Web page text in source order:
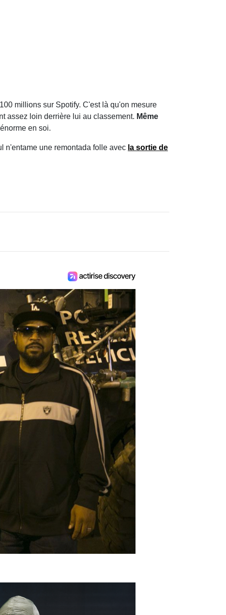
millions sur Spotify. C'est là qu'on mesure
assez loin derrière lui au classement. Même
en soi.
n'entame une remontada folle avec la sortie de